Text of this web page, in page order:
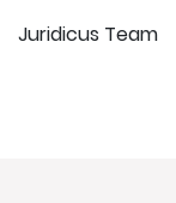
Juridicus Team